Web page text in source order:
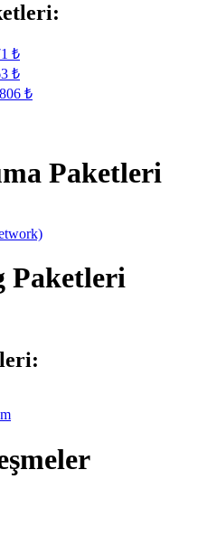
₺
₺
₺
Paketleri
Paketleri